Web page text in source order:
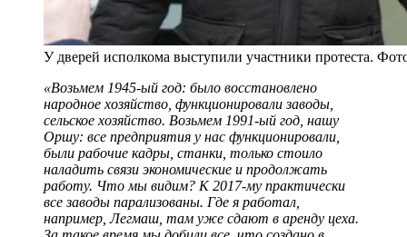
У дверей исполкома выступили участники протеста.
«Возьмем 1945-ый год: было восстановлено
народное хозяйство, функционировали заводы,
сельское хозяйство. Возьмем 1991-ый год, нашу
Оршу: все предприятия у нас функционировали,
были рабочие кадры, станки, только стоило
наладить связи экономические и продолжать
работу. Что мы видим? К 2017-му практически
все заводы парализованы. Где я работал,
например, Легмаш, там уже сдают в аренду цеха.